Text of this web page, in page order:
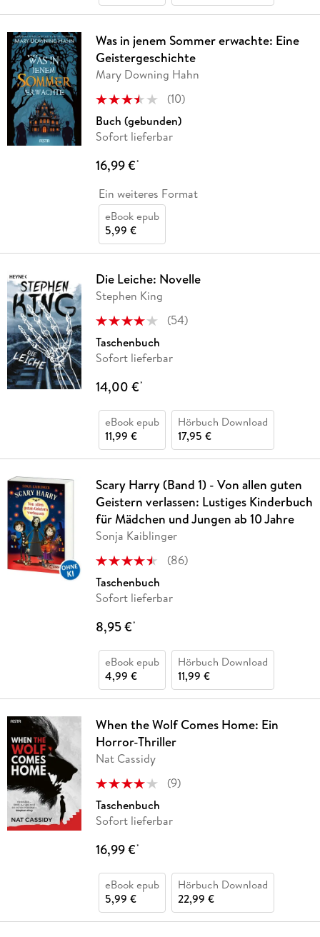
Was in jenem Sommer erwachte: Eine
Geistergeschichte
Mary Downing Hahn
(10)
Buch (gebunden)
Sofort lieferbar
16,99 €*
Ein weiteres Format
eBook epub
5,99 €
Die Leiche: Novelle
Stephen King
(54)
Taschenbuch
Sofort lieferbar
14,00 €*
eBook epub
11,99 €
Hörbuch Download
17,95 €
Scary Harry (Band 1) - Von allen guten
Geistern verlassen: Lustiges Kinderbuch
für Mädchen und Jungen ab 10 Jahre
Sonja Kaiblinger
(86)
Taschenbuch
Sofort lieferbar
8,95 €*
eBook epub
4,99 €
Hörbuch Download
11,99 €
When the Wolf Comes Home: Ein
Horror-Thriller
Nat Cassidy
(9)
Taschenbuch
Sofort lieferbar
16,99 €*
eBook epub
5,99 €
Hörbuch Download
22,99 €